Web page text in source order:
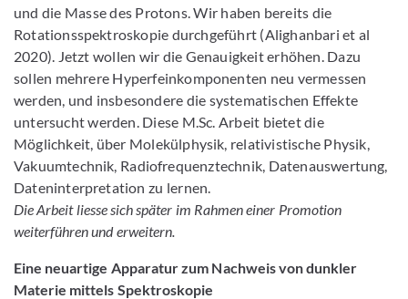
und die Masse des Protons. Wir haben bereits die
Rotationsspektroskopie durchgeführt (Alighanbari et al
2020). Jetzt wollen wir die Genauigkeit erhöhen. Dazu
sollen mehrere Hyperfeinkomponenten neu vermessen
werden, und insbesondere die systematischen Effekte
untersucht werden. Diese M.Sc. Arbeit bietet die
Möglichkeit, über Molekülphysik, relativistische Physik,
Vakuumtechnik, Radiofrequenztechnik, Datenauswertung,
Dateninterpretation zu lernen.
Die Arbeit liesse sich später im Rahmen einer Promotion
weiterführen und erweitern.
Eine neuartige Apparatur zum Nachweis von dunkler
Materie mittels Spektroskopie